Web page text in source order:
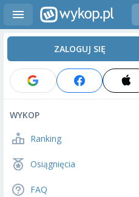
ZALOGUJ SIĘ
WYKOP
Ranking
Osiągnięcia
FAQ